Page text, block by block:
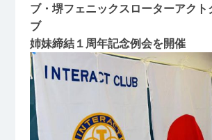
ブ・堺フェニックスローターアクト
ブ
姉妹締結１周年記念例会を開催